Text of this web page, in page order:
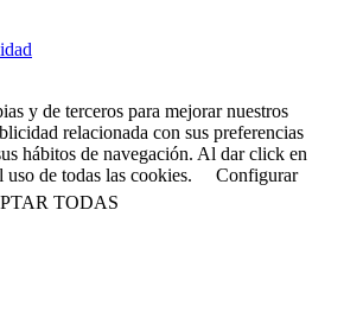
y de terceros para mejorar nuestros
relacionada con sus preferencias
hábitos de navegación. Al dar click en
de todas las cookies.
Configurar
TODAS